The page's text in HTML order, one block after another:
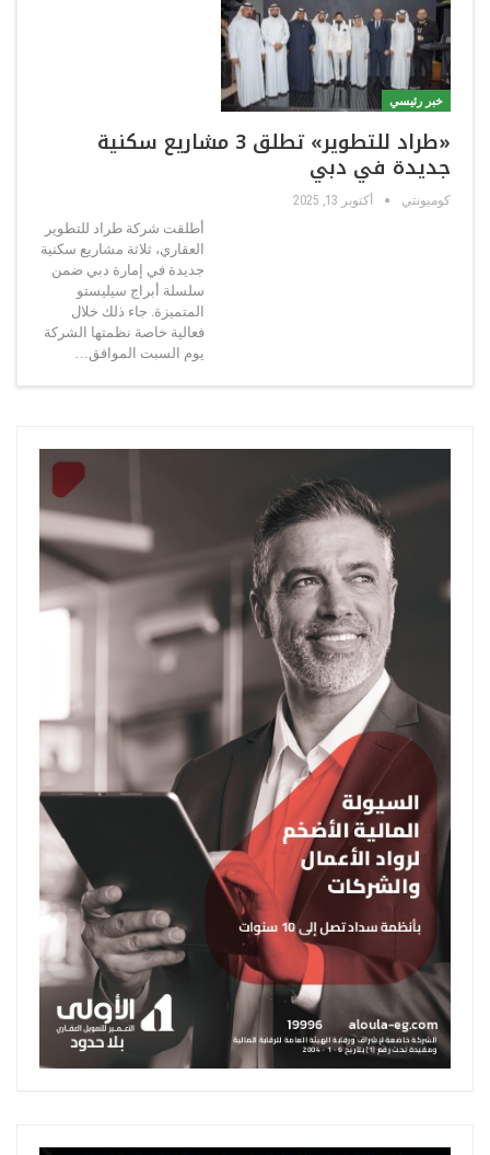
خبر رئيسي
«طراد للتطوير» تطلق 3 مشاريع سكنية
جديدة في دبي
كوميونتي أكتوبر 13, 2025
أطلقت شركة طراد للتطوير
العقاري، ثلاثة مشاريع سكنية
جديدة في إمارة دبي ضمن
سلسلة أبراج سيليستو
المتميزة. جاء ذلك خلال
فعالية خاصة نظمتها الشركة
يوم السبت الموافق…